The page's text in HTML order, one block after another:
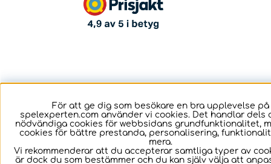
För att ge dig som besökare en bra upplevelse på
spelexperten.com använder vi cookies. Det handlar dels
nödvändiga cookies för webbsidans grundfunktionalitet,
cookies för bättre prestanda, personalisering,
mera.
Vi rekommenderar att du accepterar samtliga typer av
är dock du som bestämmer och du kan själv välja att